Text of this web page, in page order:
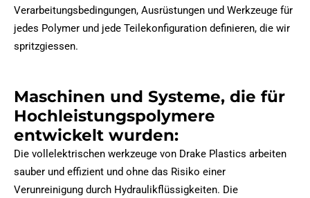
Verarbeitungsbedingungen, Ausrüstungen und Werkzeuge für
jedes Polymer und jede Teilekonfiguration definieren, die wir
spritzgiessen.
Maschinen und Systeme, die für
Hochleistungspolymere
entwickelt wurden:
Die vollelektrischen werkzeuge von Drake Plastics arbeiten
sauber und effizient und ohne das Risiko einer
Verunreinigung durch Hydraulikflüssigkeiten. Die